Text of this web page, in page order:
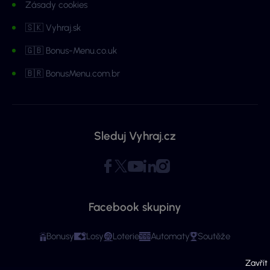
Zásady cookies
🇸🇰 Vyhraj.sk
🇬🇧 Bonus-Menu.co.uk
🇧🇷 BonusMenu.com.br
Sleduj Vyhraj.cz
Facebook skupiny
Bonusy Losy Loterie Automaty Soutěže